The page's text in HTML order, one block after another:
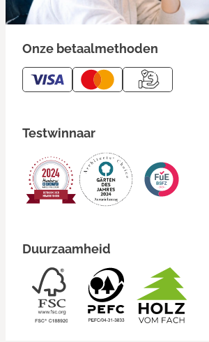
Onze betaalmethoden
Testwinnaar
Duurzaamheid